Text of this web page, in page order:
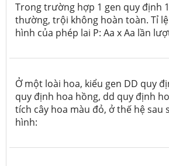
Trong trường hợp 1 gen quy định
thường, trội không hoàn toàn. Tỉ
hình của phép lai P: Aa x Aa lần
Ở một loài hoa, kiểu gen DD quy
quy định hoa hồng, dd quy định
tích cây hoa màu đỏ, ở thế hệ sau
hình: